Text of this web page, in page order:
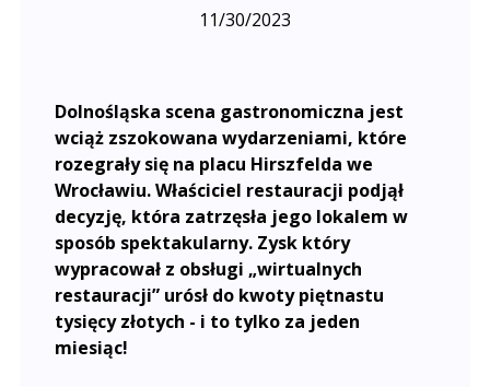
11/30/2023
Dolnośląska scena gastronomiczna jest
wciąż zszokowana wydarzeniami, które
rozegrały się na placu Hirszfelda we
Wrocławiu. Właściciel restauracji podjął
decyzję, która zatrzęsła jego lokalem w
sposób spektakularny. Zysk który
wypracował z obsługi „wirtualnych
restauracji” urósł do kwoty piętnastu
tysięcy złotych - i to tylko za jeden
miesiąc!